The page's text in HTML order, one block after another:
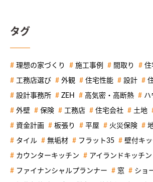
タグ
理想の家づくり 施工事例 間取り 住
工務店選び 外観 住宅性能 設計
設計事務所 ZEH 高気密・高断熱 ハ
外壁 保険 工務店 住宅会社 土地
資金計画 板張り 平屋 火災保険
タイル 無垢材 フラット35 壁付キ
カウンターキッチン アイランドキッチン
ファイナンシャルプランナー 窓 ショ